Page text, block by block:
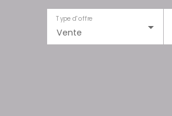
Vente
Type d'offre